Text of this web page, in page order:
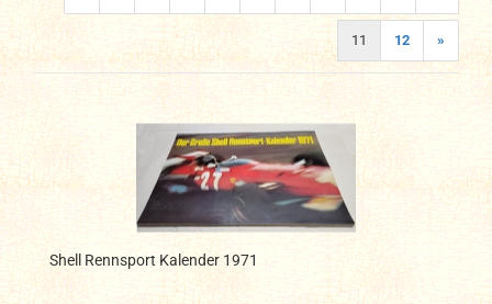
11 12 »
Shell Rennsport Kalender 1971